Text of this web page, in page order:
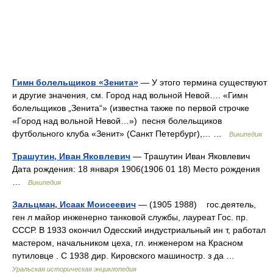
Гимн болельщиков «Зенита» — У этого термина существуют
и другие значения, см. Город над вольной Невой…. «Гимн
болельщиков „Зенита“» (известна также по первой строчке
«Город над вольной Невой…») песня болельщиков
футбольного клуба «Зенит» (Санкт Петербург),… …
Википедия
Трашутин, Иван Яковлевич — Трашутин Иван Яковлевич
Дата рождения: 18 января 1906(1906 01 18) Место рождения
Википедия
Зальцман, Исаак Моисеевич — (1905 1988) гос.деятель,
ген л майор инженерно танковой службы, лауреат Гос. пр.
СССР. В 1933 окончил Одесский индустриальный ин т, работал
мастером, начальником цеха, гл. инженером на Красном
путиловце . С 1938 дир. Кировского машиностр. з да …
Уральская историческая энциклопедия